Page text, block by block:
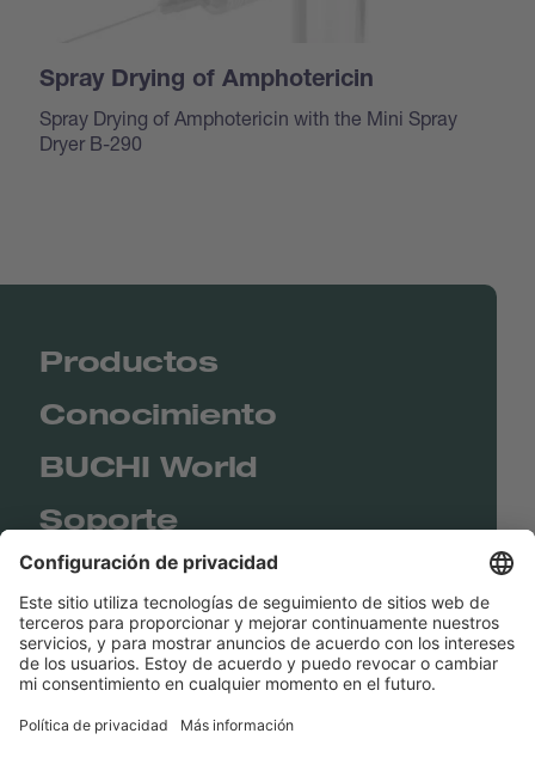
Spray Drying of Amphotericin
Spray Drying of Amphotericin with the Mini Spray
Dryer B-290
Productos
Conocimiento
BUCHI World
Soporte
Shop
Contact us